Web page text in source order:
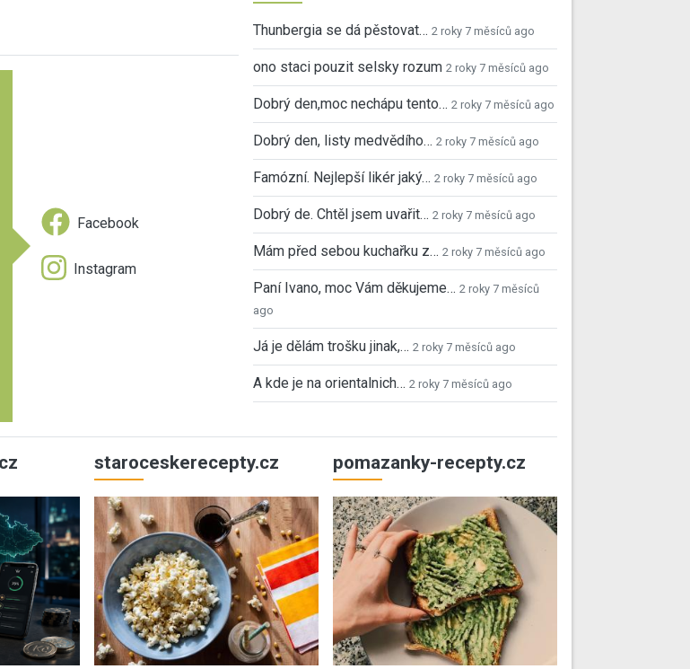
Facebook
Instagram
Thunbergia se dá pěstovat… 2 roky 7 měsíců ago
ono staci pouzit selsky rozum 2 roky 7 měsíců ago
Dobrý den,moc nechápu tento… 2 roky 7 měsíců ago
Dobrý den, listy medvědího… 2 roky 7 měsíců ago
Famózní. Nejlepší likér jaký… 2 roky 7 měsíců ago
Dobrý de. Chtěl jsem uvařit… 2 roky 7 měsíců ago
Mám před sebou kuchařku z… 2 roky 7 měsíců ago
Paní Ivano, moc Vám děkujeme… 2 roky 7 měsíců
ago
Já je dělám trošku jinak,… 2 roky 7 měsíců ago
A kde je na orientalnich… 2 roky 7 měsíců ago
staroceskerecepty.cz pomazanky-recepty.cz